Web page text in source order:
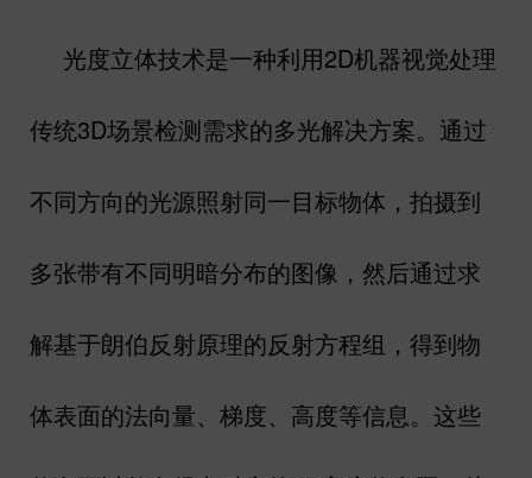
光度立体技术是一种利用2D机器视觉处理
传统3D场景检测需求的多光解决方案。通过
不同方向的光源照射同一目标物体，拍摄到
多张带有不同明暗分布的图像，然后通过求
解基于朗伯反射原理的反射方程组，得到物
体表面的法向量、梯度、高度等信息。这些